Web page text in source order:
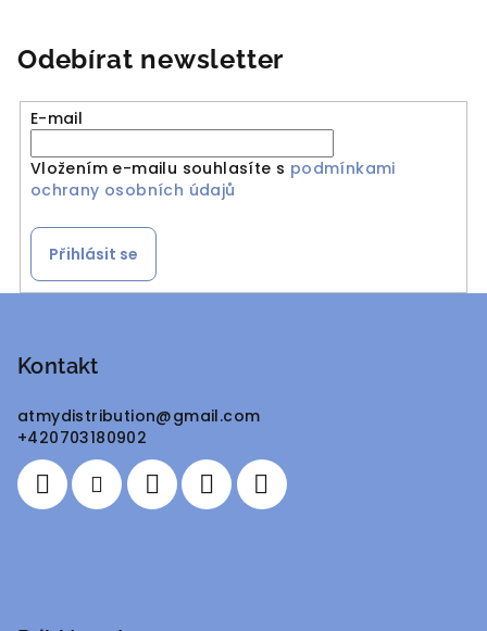
Odebírat newsletter
E-mail
Vložením e-mailu souhlasíte s podmínkami
ochrany osobních údajů
Přihlásit se
Kontakt
atmydistribution@gmail.com
+420703180902